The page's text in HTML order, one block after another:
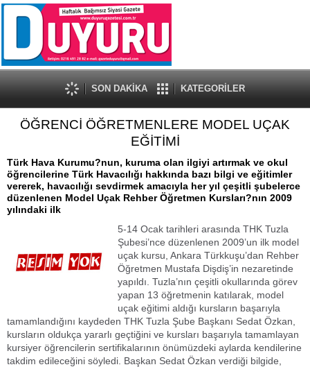
SON DAKİKA KATEGORİLER
ÖĞRENCİ ÖĞRETMENLERE MODEL UÇAK
EĞİTİMİ
Türk Hava Kurumu?nun, kuruma olan ilgiyi artırmak ve okul
öğrencilerine Türk Havacılığı hakkında bazı bilgi ve eğitimler
vererek, havacılığı sevdirmek amacıyla her yıl çeşitli şubelerce
düzenlenen Model Uçak Rehber Öğretmen Kursları?nın 2009
yılındaki ilk
5-14 Ocak tarihleri arasında THK Tuzla
Şubesi’nce düzenlenen 2009’un ilk model
uçak kursu, Ankara Türkkuşu’dan Rehber
Öğretmen Mustafa Dişdiş’in nezaretinde
yapıldı. Tuzla’nın çeşitli okullarında görev
yapan 13 öğretmenin katılarak, model
uçak eğitimi aldığı kursların başarıyla
tamamlandığını kaydeden THK Tuzla Şube Başkanı Sedat Özkan,
kursların oldukça yararlı geçtiğini ve kursları başarıyla tamamlayan
kursiyer öğrencilerin sertifikalarının önümüzdeki aylarda kendilerine
takdim edileceğini söyledi. Başkan Sedat Özkan verdiği bilgide,